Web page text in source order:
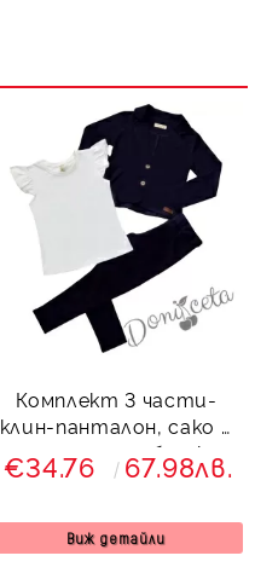
Комплект 3 части-
клин-панталон, сако в
тъмносиньо и блузка с
къс ръкав в бяло Гери
€34.76 67.98лв.
Виж детайли